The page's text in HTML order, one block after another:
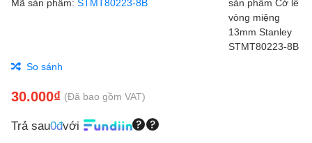
So sánh
30.000₫ (Đã bao gồm VAT)
Trả sau0đvới